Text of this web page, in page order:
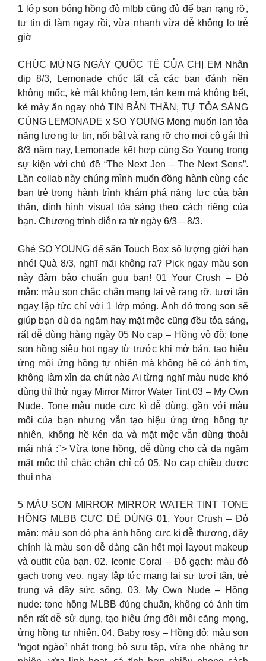
1 lớp son bóng hồng đỏ mlbb cũng đủ để bạn rạng rỡ,
tự tin đi làm ngay rồi, vừa nhanh vừa dễ không lo trễ
giờ
CHÚC MỪNG NGÀY QUỐC TẾ CỦA CHỊ EM Nhân
dịp 8/3, Lemonade chúc tất cả các bạn đánh nền
không mốc, kẻ mắt không lem, tán kem má không bết,
kẻ mày ăn ngay nhó TIN BẢN THÂN, TỰ TỎA SÁNG
CÙNG LEMONADE x SO YOUNG Mong muốn lan tỏa
năng lượng tự tin, nổi bật và rạng rỡ cho mọi cô gái thì
8/3 năm nay, Lemonade kết hợp cùng So Young trong
sự kiện với chủ đề “The Next Jen – The Next Sens”.
Lần collab này chúng mình muốn đồng hành cùng các
bạn trẻ trong hành trình khám phá năng lực của bản
thân, định hình visual tỏa sáng theo cách riêng của
bạn. Chương trình diễn ra từ ngày 6/3 – 8/3.
Ghé SO YOUNG để săn Touch Box số lượng giới hạn
nhé! Quà 8/3, nghĩ mãi không ra? Pick ngay màu son
này đảm bảo chuẩn guu bạn! 01 Your Crush – Đỏ
mận: màu son chắc chắn mang lại vẻ rạng rỡ, tươi tắn
ngay lập tức chỉ với 1 lớp mỏng. Ánh đỏ trong son sẽ
giúp bạn dù da ngăm hay mặt mộc cũng đều tỏa sáng,
rất dễ dùng hàng ngày 05 No cap – Hồng vỏ đỗ: tone
son hồng siêu hot ngay từ trước khi mở bán, tạo hiệu
ứng môi ửng hồng tự nhiên mà không hề có ánh tím,
không làm xỉn da chút nào Ai từng nghĩ màu nude khó
dùng thì thử ngay Mirror Mirror Water Tint 03 – My Own
Nude. Tone màu nude cực kì dễ dùng, gần với màu
môi của bạn nhưng vẫn tạo hiệu ứng ửng hồng tự
nhiên, không hề kén da và mặt mộc vẫn dùng thoải
mái nhá :”> Vừa tone hồng, dễ dùng cho cả da ngăm
mặt mộc thì chắc chắn chỉ có 05. No cap chiều được
thui nha
5 MÀU SON MIRROR MIRROR WATER TINT TONE
HỒNG MLBB CỰC DỄ DÙNG 01. Your Crush – Đỏ
mận: màu son đỏ pha ánh hồng cực kì dễ thương, đây
chính là màu son dễ dàng cân hết mọi layout makeup
và outfit của bạn. 02. Iconic Coral – Đỏ gạch: màu đỏ
gạch trong veo, ngay lập tức mang lại sự tươi tắn, trẻ
trung và đầy sức sống. 03. My Own Nude – Hồng
nude: tone hồng MLBB đúng chuẩn, không có ánh tím
nên rất dễ sử dụng, tạo hiệu ứng đôi môi căng mọng,
ửng hồng tự nhiên. 04. Baby rosy – Hồng đỏ: màu son
“ngọt ngào” nhất trong bộ sưu tập, vừa nhẹ nhàng tự